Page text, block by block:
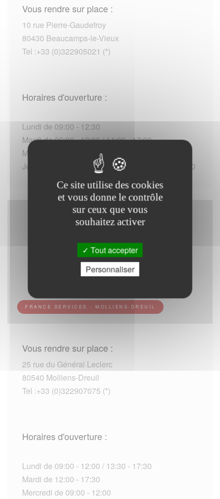
Vous rendre sur place :
10 rue Pierre-Gaudefroy
80430 Beaucamps-le-Vieux
Tel :+33 (0)322905021 (*)
Horaires d'ouverture :
Lundi de 09:00 - 12:30
Mardi de 09:00 - 12:00 / 14:00 - 17:00
Mercredi de 09:00 - 12:30
Jeudi au Vendredi de 09:00 - 12:00 / 14:00 - 17:00
FRANCE SERVICES - MOLLIENS-DREUIL
Vous rendre sur place :
25 rue du Général Leclerc
80540 Molliens-Dreuil
Tel :+33 (0)322907075 (*)
Horaires d'ouverture :
Lundi de 09:00 - 12:00 / 13:30 - 17:30
Mardi de 12:00 - 17:30
Mercredi de 09:00 - 12:00
Ce site utilise des cookies
et vous donne le contrôle
sur ceux que vous
souhaitez activer
Tout accepter
Personnaliser